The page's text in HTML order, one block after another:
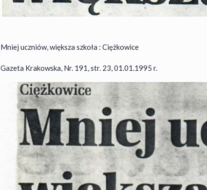
Mniej uczniów, większa szkoła : Ciężkowice
Gazeta Krakowska, Nr. 191, str. 23, 01.01.1995 r.